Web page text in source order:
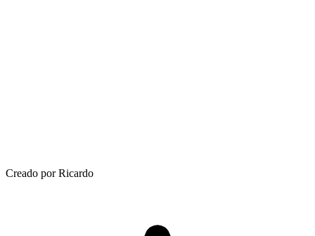
Creado por Ricardo